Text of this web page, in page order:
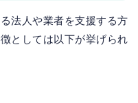
法人や業者を支援する方
としては以下が挙げられ